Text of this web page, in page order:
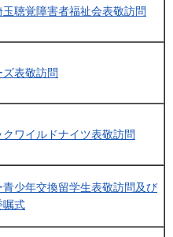
聴覚障害者福祉会表敬訪問
表敬訪問
ワイルドナイツ表敬訪問
青少年交換留学生表敬訪問及び
嘱式